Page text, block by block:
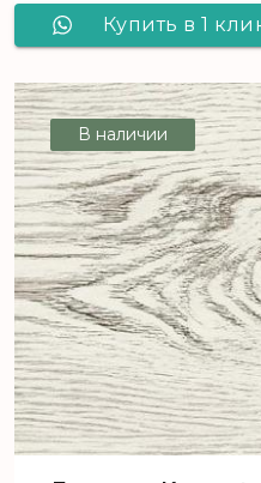
Купить в 1
В наличии